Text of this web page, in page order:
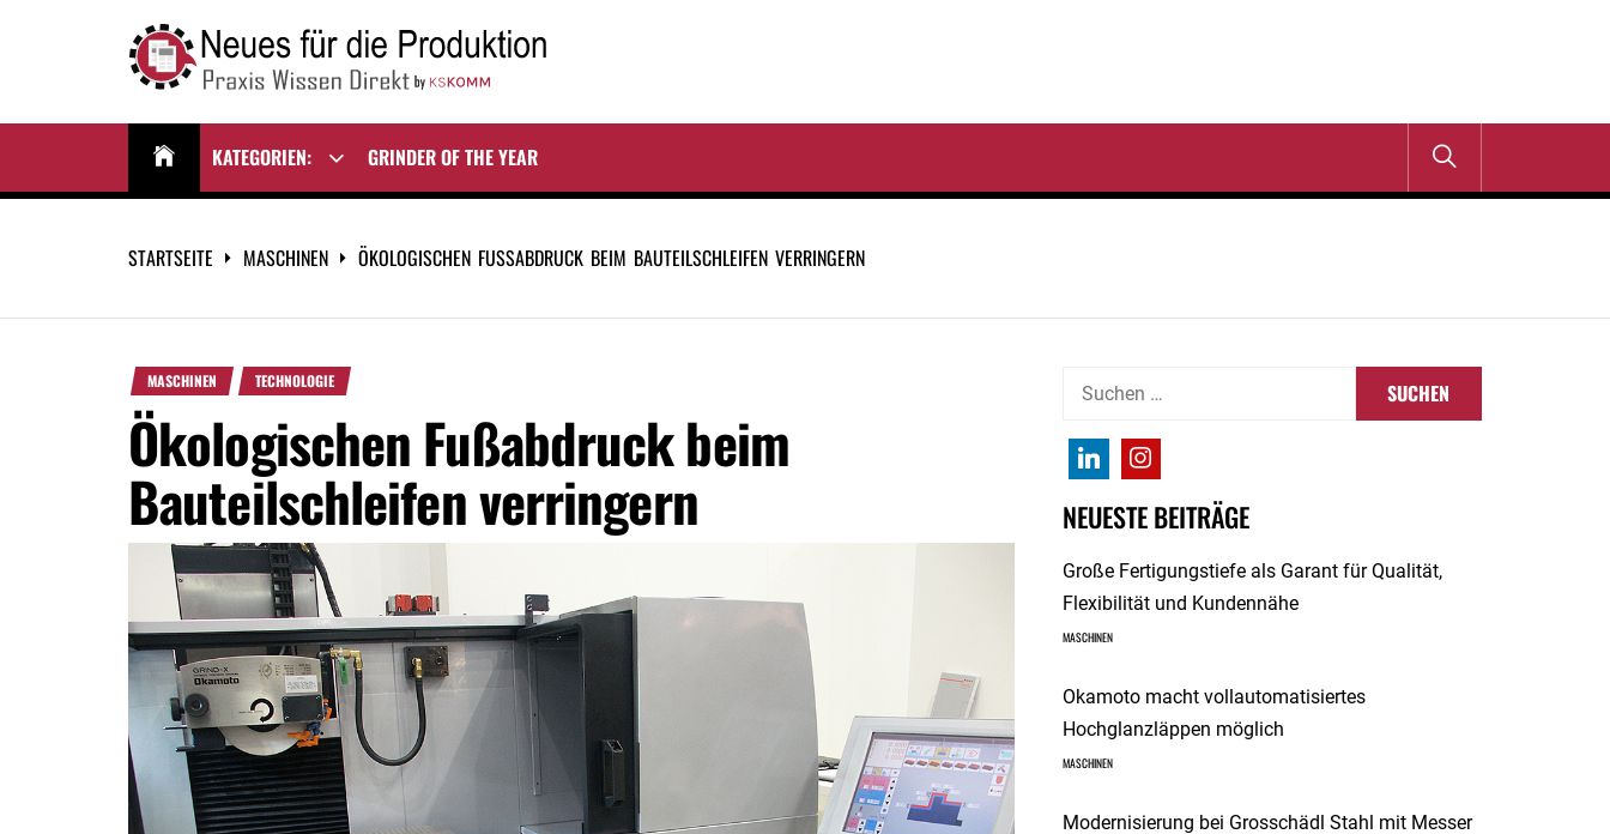
NEUES FÜR DIE
PRODUKTION
KATEGORIEN:
Show
menu
GRINDER OF THE YEAR
STARTSEITE MASCHINEN ÖKOLOGISCHEN FUSSABDRUCK BEIM BAUTEILSCHLEIFEN VERRINGERN
MASCHINEN TECHNOLOGIE
Ökologischen Fußabdruck beim
Bauteilschleifen verringern
Suchen
NEUESTE BEITRÄGE
Große Fertigungstiefe als Garant für Qualität,
Flexibilität und Kundennähe
MASCHINEN
Okamoto macht vollautomatisiertes
Hochglanzläppen möglich
MASCHINEN
Modernisierung bei Grosschädl Stahl mit Messer